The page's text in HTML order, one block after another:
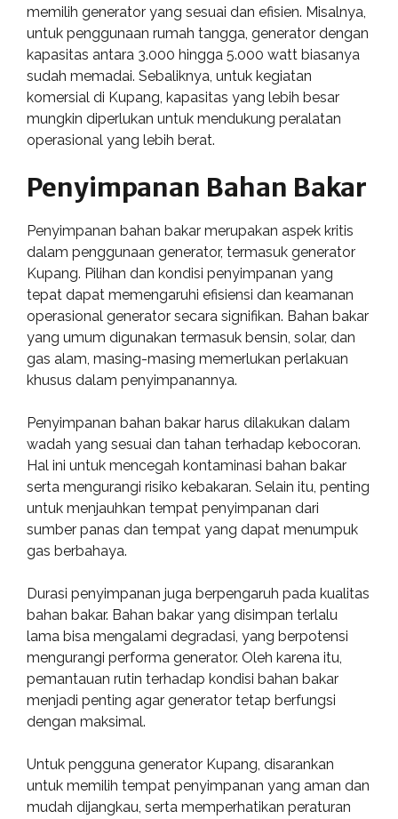
memilih generator yang sesuai dan efisien. Misalnya,
untuk penggunaan rumah tangga, generator dengan
kapasitas antara 3.000 hingga 5.000 watt biasanya
sudah memadai. Sebaliknya, untuk kegiatan
komersial di Kupang, kapasitas yang lebih besar
mungkin diperlukan untuk mendukung peralatan
operasional yang lebih berat.
Penyimpanan Bahan Bakar
Penyimpanan bahan bakar merupakan aspek kritis
dalam penggunaan generator, termasuk generator
Kupang. Pilihan dan kondisi penyimpanan yang
tepat dapat memengaruhi efisiensi dan keamanan
operasional generator secara signifikan. Bahan bakar
yang umum digunakan termasuk bensin, solar, dan
gas alam, masing-masing memerlukan perlakuan
khusus dalam penyimpanannya.
Penyimpanan bahan bakar harus dilakukan dalam
wadah yang sesuai dan tahan terhadap kebocoran.
Hal ini untuk mencegah kontaminasi bahan bakar
serta mengurangi risiko kebakaran. Selain itu, penting
untuk menjauhkan tempat penyimpanan dari
sumber panas dan tempat yang dapat menumpuk
gas berbahaya.
Durasi penyimpanan juga berpengaruh pada kualitas
bahan bakar. Bahan bakar yang disimpan terlalu
lama bisa mengalami degradasi, yang berpotensi
mengurangi performa generator. Oleh karena itu,
pemantauan rutin terhadap kondisi bahan bakar
menjadi penting agar generator tetap berfungsi
dengan maksimal.
Untuk pengguna generator Kupang, disarankan
untuk memilih tempat penyimpanan yang aman dan
mudah dijangkau, serta memperhatikan peraturan